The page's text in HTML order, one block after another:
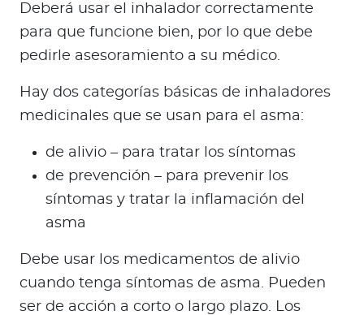
Deberá usar el inhalador correctamente
para que funcione bien, por lo que debe
pedirle asesoramiento a su médico.
Hay dos categorías básicas de inhaladores
medicinales que se usan para el asma:
de alivio – para tratar los síntomas
de prevención – para prevenir los
síntomas y tratar la inflamación del
asma
Debe usar los medicamentos de alivio
cuando tenga síntomas de asma. Pueden
ser de acción a corto o largo plazo. Los